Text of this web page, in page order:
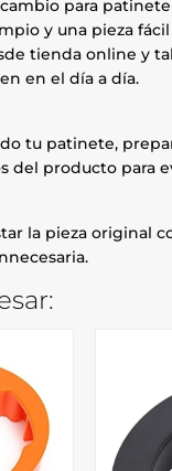
para
y una pieza
tienda online y
en el día a día.
tu patinete,
del producto para
la pieza